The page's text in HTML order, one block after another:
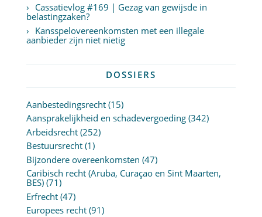
Cassatievlog #169 | Gezag van gewijsde in
belastingzaken?
Kansspelovereenkomsten met een illegale
aanbieder zijn niet nietig
DOSSIERS
Aanbestedingsrecht(15)
Aansprakelijkheid en schadevergoeding(342)
Arbeidsrecht(252)
Bestuursrecht(1)
Bijzondere overeenkomsten (47)
Caribisch recht (Aruba, Curaçao en Sint Maarten,
BES)(71)
Erfrecht(47)
Europees recht(91)